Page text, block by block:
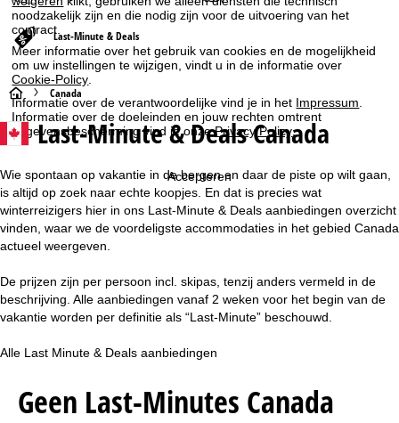
noodzakelijk zijn en die nodig zijn voor de uitvoering van het
contract.
Meer informatie over het gebruik van cookies en de mogelijkheid
om uw instellingen te wijzigen, vindt u in de informatie over
Cookie-Policy
Informatie over de verantwoordelijke vind je in het Impressum
Informatie over de doeleinden en jouw rechten omtrent
gegevensbescherming vind je onzePrivacy Policy.
Accepteren
Last-Minute & Deals
S
t
r
p
a
g
Canada
Last-Minute & Deals Canada
Wie spontaan op vakantie in de bergen en daar de piste op wilt gaan,
is altijd op zoek naar echte koopjes. En dat is precies wat
winterreizigers hier in ons Last-Minute & Deals aanbiedingen overzicht
vinden, waar we de voordeligste accommodaties in het gebied Canada
actueel weergeven.
De prijzen zijn per persoon incl. skipas, tenzij anders vermeld in de
beschrijving. Alle aanbiedingen vanaf 2 weken voor het begin van de
vakantie worden per definitie als “Last-Minute” beschouwd.
Alle Last Minute & Deals aanbiedingen
Geen Last-Minutes Canada